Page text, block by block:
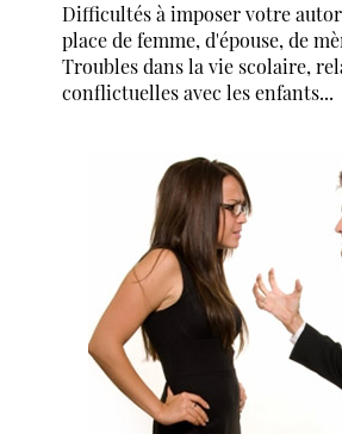
Difficultés à imposer votre
place de femme, d'épouse, de
Troubles dans la vie scolaire,
conflictuelles avec les enfants...